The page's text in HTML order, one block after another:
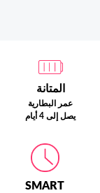
المتانة
عمر البطارية
يصل إلى 4 أيام
SMART